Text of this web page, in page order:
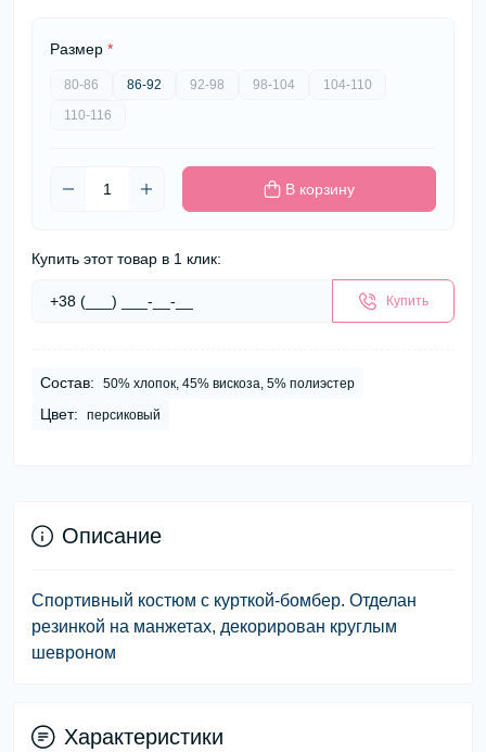
Размер *
80-86 86-92 92-98 98-104
104-110
110-116
В корзину
Купить этот товар в 1 клик:
Купить
Состав: 50% хлопок, 45% вискоза, 5% полиэстер
Цвет: персиковый
Описание
Спортивный костюм с курткой-бомбер. Отделан
резинкой на манжетах, декорирован круглым
шевроном
Характеристики